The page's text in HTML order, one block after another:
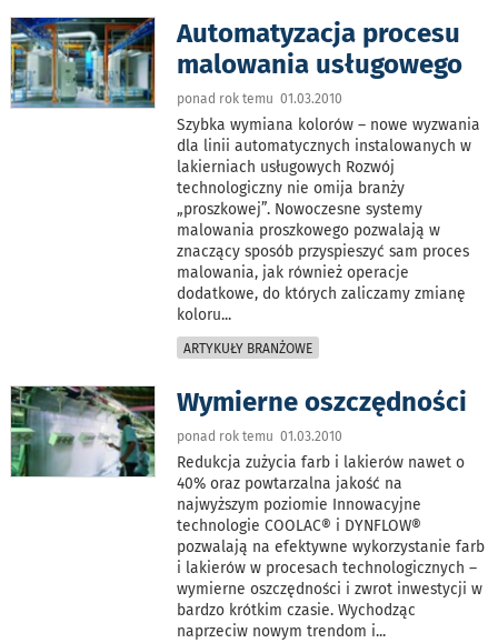
Automatyzacja procesu
malowania usługowego
ponad rok temu 01.03.2010
Szybka wymiana kolorów – nowe wyzwania
dla linii automatycznych instalowanych w
lakierniach usługowych Rozwój
technologiczny nie omija branży
„proszkowej”. Nowoczesne systemy
malowania proszkowego pozwalają w
znaczący sposób przyspieszyć sam proces
malowania, jak również operacje
dodatkowe, do których zaliczamy zmianę
koloru...
ARTYKUŁY BRANŻOWE
Wymierne oszczędności
ponad rok temu 01.03.2010
Redukcja zużycia farb i lakierów nawet o
40% oraz powtarzalna jakość na
najwyższym poziomie Innowacyjne
technologie COOLAC® i DYNFLOW®
pozwalają na efektywne wykorzystanie farb
i lakierów w procesach technologicznych –
wymierne oszczędności i zwrot inwestycji w
bardzo krótkim czasie. Wychodząc
naprzeciw nowym trendom i...